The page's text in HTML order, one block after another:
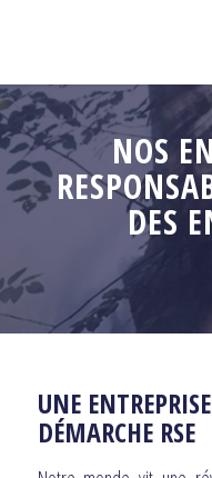
NOS
DES
UNE
DÉMARCHE RSE